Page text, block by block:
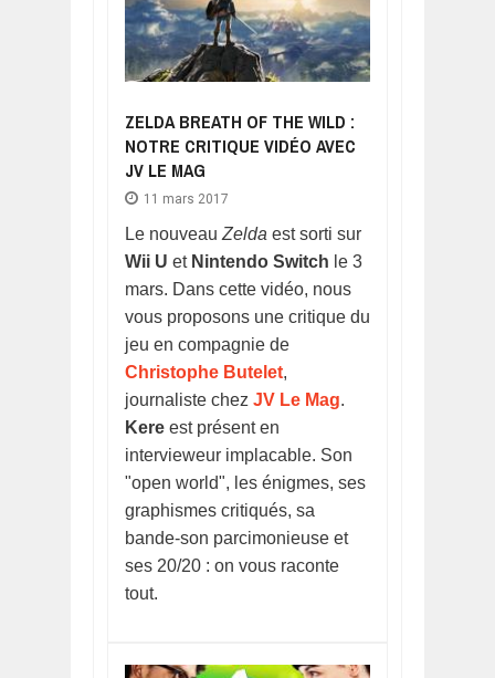
ZELDA BREATH OF THE WILD :
NOTRE CRITIQUE VIDÉO AVEC
JV LE MAG
11 mars 2017
Le nouveau Zelda est sorti sur
Wii U et Nintendo Switch le 3
mars. Dans cette vidéo, nous
vous proposons une critique du
jeu en compagnie de
Christophe Butelet,
journaliste chez JV Le Mag.
Kere est présent en
intervieweur implacable. Son
"open world", les énigmes, ses
graphismes critiqués, sa
bande-son parcimonieuse et
ses 20/20 : on vous raconte
tout.